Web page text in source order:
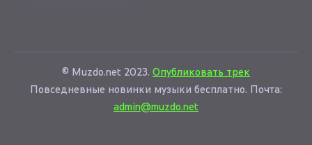
© Muzdo.net 2023. Опубликовать трек
Повседневные новинки музыки бесплатно. Почта:
admin@muzdo.net